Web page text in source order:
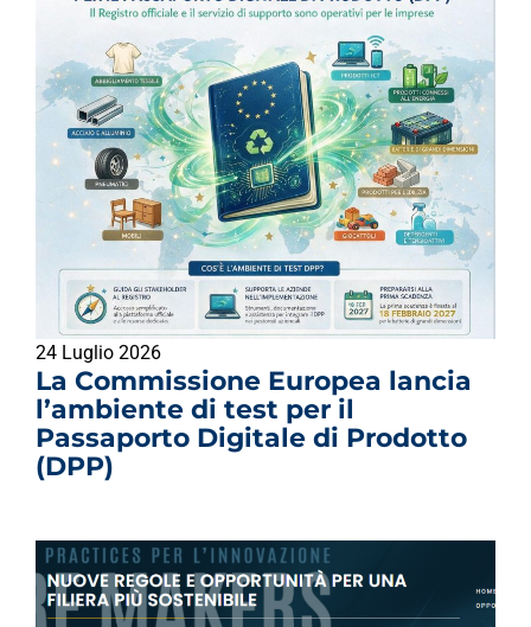
24 Luglio 2026
La Commissione Europea lancia
l’ambiente di test per il
Passaporto Digitale di Prodotto
(DPP)